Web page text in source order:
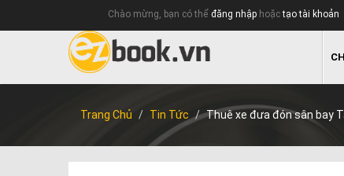
Chào mừng, bạn có thể đăng nhập hoặctạo tài khoản
Trang Chủ Tin Tức Thuê xe đưa đón sân bay